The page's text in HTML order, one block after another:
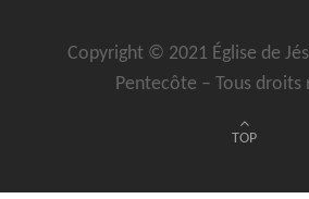
TOP
Copyright © 2021 Église de
Pentecôte – Tous droits